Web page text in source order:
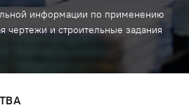
информации по применению
чертежи и строительные задания